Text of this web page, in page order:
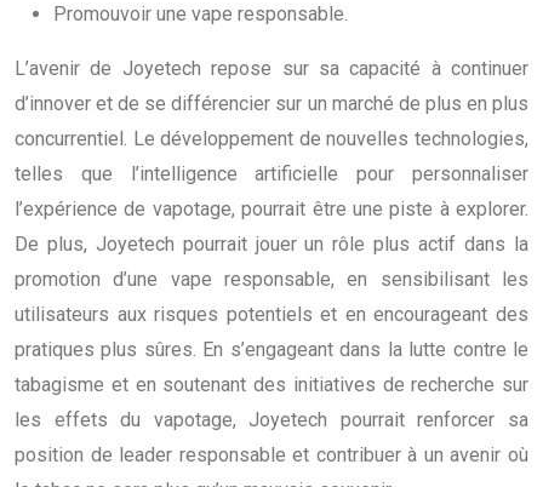
Promouvoir une vape responsable.
L’avenir de Joyetech repose sur sa capacité à continuer
d’innover et de se différencier sur un marché de plus en plus
concurrentiel. Le développement de nouvelles technologies,
telles que l’intelligence artificielle pour personnaliser
l’expérience de vapotage, pourrait être une piste à explorer.
De plus, Joyetech pourrait jouer un rôle plus actif dans la
promotion d’une vape responsable, en sensibilisant les
utilisateurs aux risques potentiels et en encourageant des
pratiques plus sûres. En s’engageant dans la lutte contre le
tabagisme et en soutenant des initiatives de recherche sur
les effets du vapotage, Joyetech pourrait renforcer sa
position de leader responsable et contribuer à un avenir où